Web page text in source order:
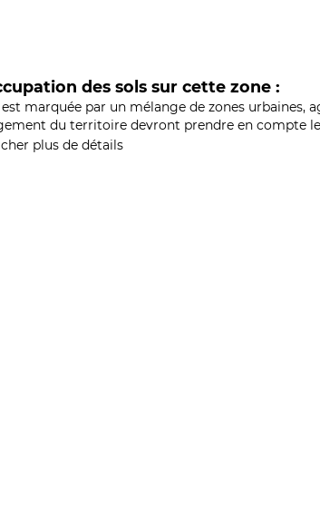
des sols sur cette zone :
marquée par un mélange de zones urbaines,
du territoire devront prendre en compte
plus de détails